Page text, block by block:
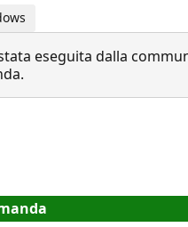
eseguita dalla